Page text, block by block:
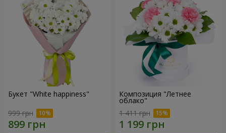
Букет "White happiness"
999 грн
Композиция "Летнее
облако"
1 411 грн